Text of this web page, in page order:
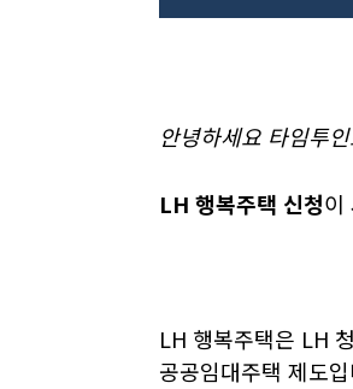
안녕하세요 타임투
LH 행복주택 신청이
LH 행복주택은 LH
공공임대주택 제도